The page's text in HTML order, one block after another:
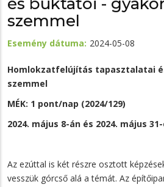
szemmel
Esemény dátuma 2024-05-08
Homlokzatfelújítás tapasztalatai
szemmel
MÉK: 1 pont/nap (2024/129)
2024. május 8-án és 2024. május
Az ezúttal is két részre osztott
vesszük górcső alá a témát. Az